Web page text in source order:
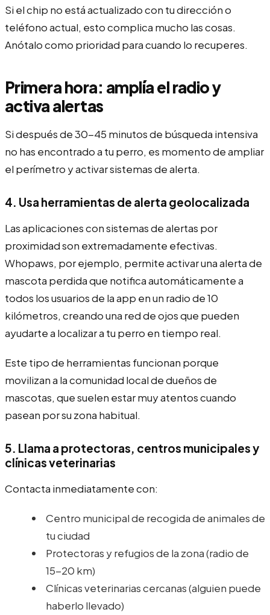
Si el chip no está actualizado con tu dirección o
teléfono actual, esto complica mucho las cosas.
Anótalo como prioridad para cuando lo recuperes.
Primera hora: amplía el radio y
activa alertas
Si después de 30-45 minutos de búsqueda intensiva
no has encontrado a tu perro, es momento de ampliar
el perímetro y activar sistemas de alerta.
4. Usa herramientas de alerta geolocalizada
Las aplicaciones con sistemas de alertas por
proximidad son extremadamente efectivas.
Whopaws, por ejemplo, permite activar una alerta de
mascota perdida que notifica automáticamente a
todos los usuarios de la app en un radio de 10
kilómetros, creando una red de ojos que pueden
ayudarte a localizar a tu perro en tiempo real.
Este tipo de herramientas funcionan porque
movilizan a la comunidad local de dueños de
mascotas, que suelen estar muy atentos cuando
pasean por su zona habitual.
5. Llama a protectoras, centros municipales y
clínicas veterinarias
Contacta inmediatamente con:
Centro municipal de recogida de animales de
tu ciudad
Protectoras y refugios de la zona (radio de
15-20 km)
Clínicas veterinarias cercanas (alguien puede
haberlo llevado)